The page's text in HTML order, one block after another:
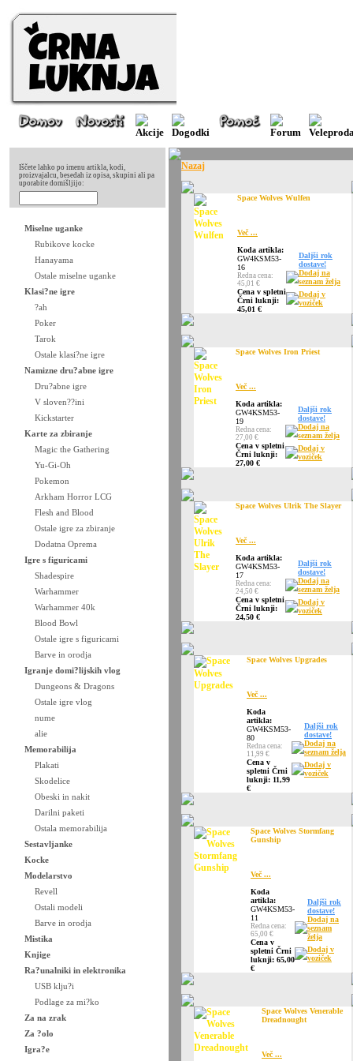
Iščete lahko po imenu artikla, kodi,
proizvajalcu, besedah iz opisa, skupini ali pa
uporabite domišljijo:
Miselne uganke
Rubikove kocke
Hanayama
Ostale miselne uganke
Klasi?ne igre
?ah
Poker
Tarok
Ostale klasi?ne igre
Namizne dru?abne igre
Dru?abne igre
V sloven??ini
Kickstarter
Karte za zbiranje
Magic the Gathering
Yu-Gi-Oh
Pokemon
Arkham Horror LCG
Flesh and Blood
Ostale igre za zbiranje
Dodatna Oprema
Igre s figuricami
Shadespire
Warhammer
Warhammer 40k
Blood Bowl
Ostale igre s figuricami
Barve in orodja
Igranje domi?lijskih vlog
Dungeons & Dragons
Ostale igre vlog
nume
alie
Memorabilija
Plakati
Skodelice
Obeski in nakit
Darilni paketi
Ostala memorabilija
Sestavljanke
Kocke
Modelarstvo
Revell
Ostali modeli
Barve in orodja
Mistika
Knjige
Ra?unalniki in elektronika
USB klju?i
Podlage za mi?ko
Za na zrak
Za ?olo
Igra?e
Nazaj
Space Wolves Wulfen
Več ...
Koda artikla:
GW4KSM53-
16
Redna cena:
45,01 €
Cena v spletni
Črni luknji:
45,01 €
Daljši rok
dostave!
Dodaj na
seznam želja
Dodaj v
voziček
Space Wolves Iron Priest
Več ...
Koda artikla:
GW4KSM53-
19
Redna cena:
27,00 €
Cena v spletni
Črni luknji:
27,00 €
Daljši rok
dostave!
Dodaj na
seznam želja
Dodaj v
voziček
Space Wolves Ulrik The Slayer
Več ...
Koda artikla:
GW4KSM53-
17
Redna cena:
24,50 €
Cena v spletni
Črni luknji:
24,50 €
Daljši rok
dostave!
Dodaj na
seznam želja
Dodaj v
voziček
Space Wolves Upgrades
Več ...
Koda
artikla:
GW4KSM53-
80
Redna cena:
11,99 €
Cena v
spletni Črni
luknji: 11,99
€
Daljši rok
dostave!
Dodaj na
seznam želja
Dodaj v
voziček
Space Wolves Stormfang
Gunship
Več ...
Koda
artikla:
GW4KSM53-
11
Redna cena:
65,00 €
Cena v
spletni Črni
luknji: 65,00
€
Daljši rok
dostave!
Dodaj na
seznam
želja
Dodaj v
voziček
Space Wolves Venerable
Dreadnought
Več ...